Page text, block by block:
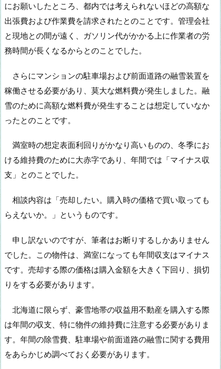
にお願いしたところ、都内では考えられないほどの高額な
出張費および作業費を請求されたとのことです。管理会社
と現地との間が遠く、ガソリン代がかかる上に作業者の労
務時間が長くなるからとのことでした。
さらにマンションの駐車場および前面道路の融雪装置を
稼働させる必要があり、莫大な燃料費が発生しました。融
雪のために高額な燃料費が発生することは想定していなか
ったとのことです。
満室時の想定表面利回りがかなり高いものの、冬季にお
ける維持費のために大赤字であり、年間では「マイナス収
支」とのことでした。
相談内容は「売却したい。購入時の価格で買い取っても
らえないか。」というものです。
申し訳ないのですが、筆者はお断りするしかありません
でした。この物件は、満室になっても年間収支はマイナス
です。売却する際の価格は購入金額を大きく下回り、損切
りをする必要があります。
北海道に限らず、豪雪地帯の収益用不動産を購入する際
は年間の収支、特に物件の維持費に注意する必要がありま
す。年間の除雪費、駐車場や前面道路の融雪に関する費用
をあらかじめ調べておく必要があります。